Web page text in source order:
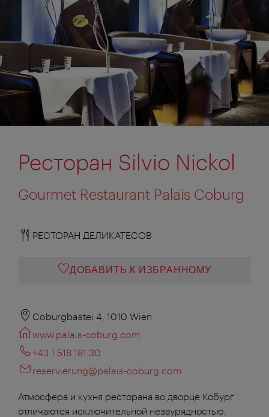
Ресторан Silvio Nickol
Gourmet Restaurant Palais Coburg
РЕСТОРАН ДЕЛИКАТЕСОВ
ДОБАВИТЬ К ИЗБРАННОМУ
Coburgbastei 4, 1010 Wien
www.palais-coburg.com
+43 1 518 181 30
reservierung@palais-coburg.com
Атмосфера и кухня ресторана во дворце Кобург
отличаются исключительной незаурядностью.